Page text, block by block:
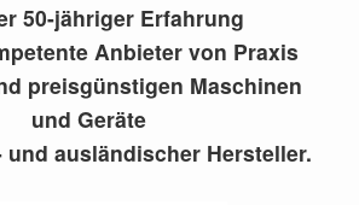
50-jähriger Erfahrung
Anbieter von Praxis
preisgünstigen Maschinen
und Geräte
und ausländischer Hersteller.